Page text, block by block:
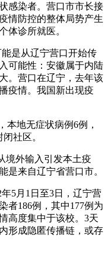
感染者。营口市市长接
情防控的整体局势产生
体诊所就医。
是从辽宁营口开始传
可能性：安徽属于内陆
。营口在辽宁，去年该
疫情。我国新出现疫
本地无症状病例6例，
社区。
境外输入引发本土疫
是来自辽宁省营口市。
5月1日至3日，辽宁营
者186例，其中177例为
高度集中于该校。3天
形成隐匿传播链，或存